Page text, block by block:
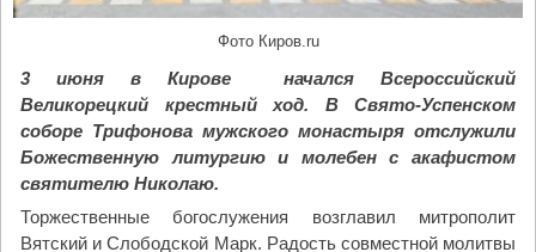
Фото Киров.ru
3 июня в Кирове начался Всероссийский
Великорецкий крестный ход. В Свято-Успенском
соборе Трифонова мужского монастыря отслужили
Божественную литургию и молебен с акафистом
святителю Николаю.
Торжественные богослужения возглавил митрополит
Вятский и Слободской Марк. Радость совместной молитвы